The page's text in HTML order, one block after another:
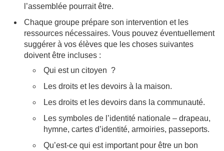
l’assemblée pourrait être.
Chaque groupe prépare son intervention et les
ressources nécessaires. Vous pouvez éventuellement
suggérer à vos élèves que les choses suivantes
doivent être incluses :
Qui est un citoyen ?
Les droits et les devoirs à la maison.
Les droits et les devoirs dans la communauté.
Les symboles de l’identité nationale – drapeau,
hymne, cartes d’identité, armoiries, passeports.
Qu’est-ce qui est important pour être un bon